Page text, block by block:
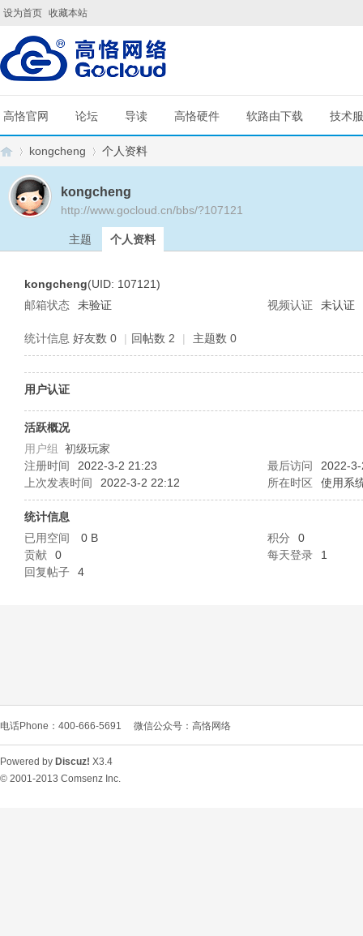
设为首页 收藏本站
高恪官网 论坛 导读 高恪硬件 软路由下载 技术
L
kongcheng 个人资料
kongcheng
http://www.gocloud.cn/bbs/?107121
主题 个人资料
kongcheng(UID: 107121)
邮箱状态
未验证 视频认证 未认证
统计信息 好友数 0 | 回帖数 2 | 主题数 0
用户认证
活跃概况
用户组 初级玩家
注册时间
2022-3-2 21:23 最后访问
2022-
上次发表时间
2022-3-2 22:12 所在时区 使用系
统计信息
已用空间
0 B 积分
0
贡献
0 每天登录
1
回复帖子
4
电话Phone：400-666-5691 微信公众号：高恪网络
Powered by Discuz! X3.4
© 2001-2013 Comsenz Inc.